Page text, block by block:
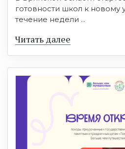
готовности школ к новому
течение недели ...
Читать далее